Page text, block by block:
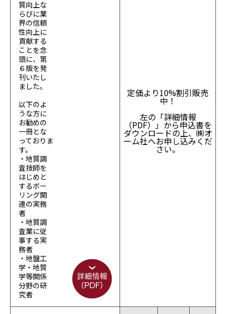
質向上な
らびに業
界の信頼
性向上に
貢献する
ことを念
頭に、第
６版を発
刊いたし
ました。
以下のよ
うな方に
お勧めの
一冊とな
っておりま
す。
・地質調
査技師を
はじめと
するボー
リング関
連の実務
者
・地質調
査業に従
事する実
務者
・地盤工
学・地質
学等関係
分野の研
究者
定価より10%割引販売
中！
左の「詳細情報
（PDF）」から申込書を
ダウンロードの上、㈱オ
ーム社へお申し込みくだ
さい。